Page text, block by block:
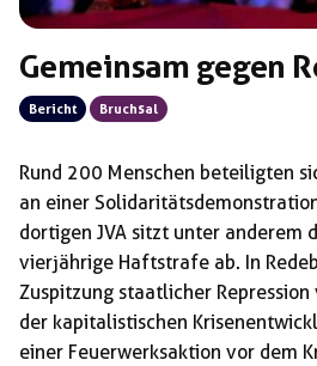
Gemeinsam gegen
Bericht Bruchsal
Rund 200 Menschen beteiligten
an einer
dortigen JVA sitzt unter anderem
vierjährige Haftstrafe ab. In
Zuspitzung staatlicher
der kapitalistischen
einer Feuerwerksaktion vor dem